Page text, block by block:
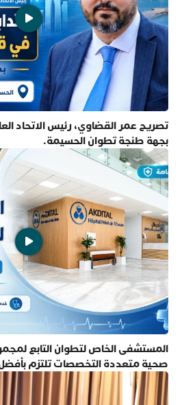
تصريح عمر القضاوي، رئيس الاتحاد
بجهة طنجة تطوان الحسيمة.
المستشفى الخاص لتطوان التابع
صحية متعددة التخصصات تلتزم بأفضل